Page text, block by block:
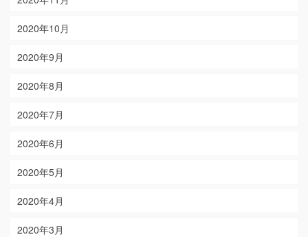
2020年10月
2020年9月
2020年8月
2020年7月
2020年6月
2020年5月
2020年4月
2020年3月